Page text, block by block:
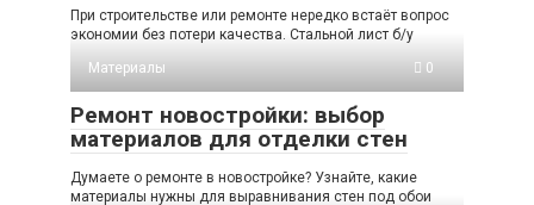
При строительстве или ремонте нередко встаёт вопрос
экономии без потери качества. Стальной лист б/у
Материалы
0
Ремонт новостройки: выбор
материалов для отделки стен
Думаете о ремонте в новостройке? Узнайте, какие
материалы нужны для выравнивания стен под обои